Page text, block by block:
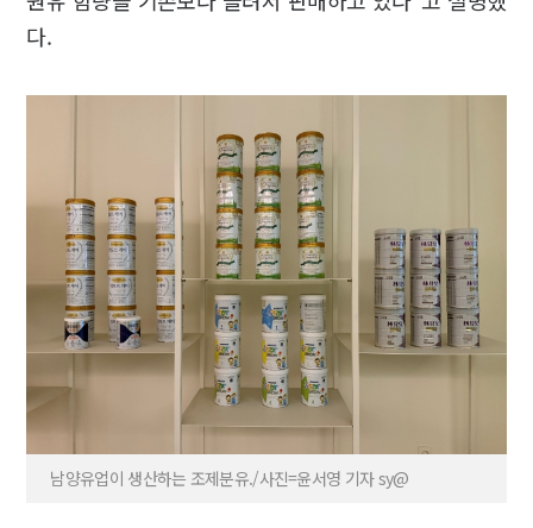
다.
남양유업이 생산하는 조제분유./사진=윤서영 기자 sy@